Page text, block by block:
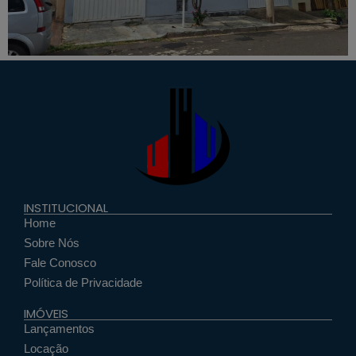
INSTITUCIONAL
Home
Sobre Nós
Fale Conosco
Política de Privacidade
IMÓVEIS
Lançamentos
Locação